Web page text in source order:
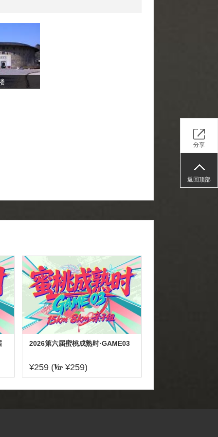
2026第六届蜜桃成熟时·GAME03
¥259 ( ¥259)
分享
返回顶部